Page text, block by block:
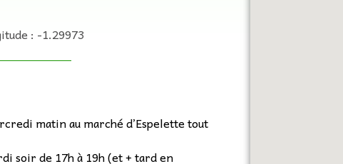
: -1.29973
matin au marché d’Espelette tout
soir de 17h à 19h (et + tard en